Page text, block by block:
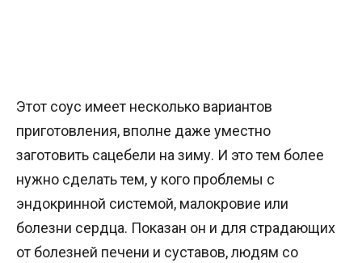
Этот соус имеет несколько вариантов
приготовления, вполне даже уместно
заготовить сацебели на зиму. И это тем более
нужно сделать тем, у кого проблемы с
эндокринной системой, малокровие или
болезни сердца. Показан он и для страдающих
от болезней печени и суставов, людям со